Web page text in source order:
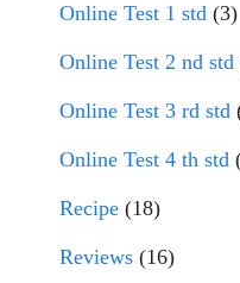
Online Test 1 std (3)
Online Test 2 nd std
Online Test 3 rd std
Online Test 4 th std
Recipe (18)
Reviews (16)